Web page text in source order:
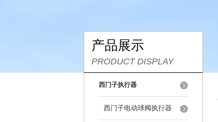
产品展示
PRODUCT DISPLAY
西门子执行器
西门子电动球阀执行器